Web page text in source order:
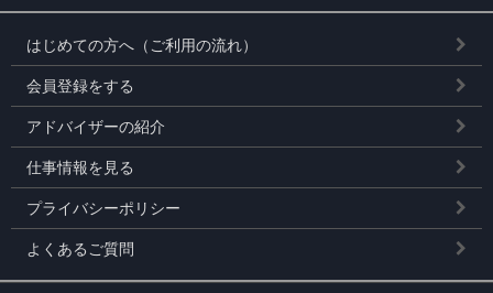
はじめての方へ（ご利用の流れ）
会員登録をする
アドバイザーの紹介
仕事情報を見る
プライバシーポリシー
よくあるご質問